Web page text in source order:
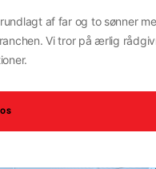
af far og to sønner
Vi tror på ærlig